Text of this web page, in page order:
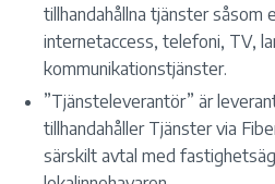
tillhandahållna tjänster såsom
internetaccess, telefoni, TV,
kommunikationstjänster.
”Tjänsteleverantör” är
tillhandahåller Tjänster via
särskilt avtal med